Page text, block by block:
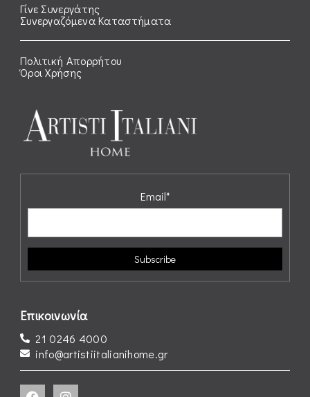
Γίνε Συνεργάτης
Συνεργαζόμενα Καταστήματα
Πολιτική Απορρήτου
Όροι Χρήσης
Email*
Επικοινωνία
21 0246 4000
info@artistiitalianihome.gr